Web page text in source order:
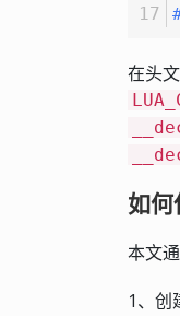
在头
如何
本文
1、创